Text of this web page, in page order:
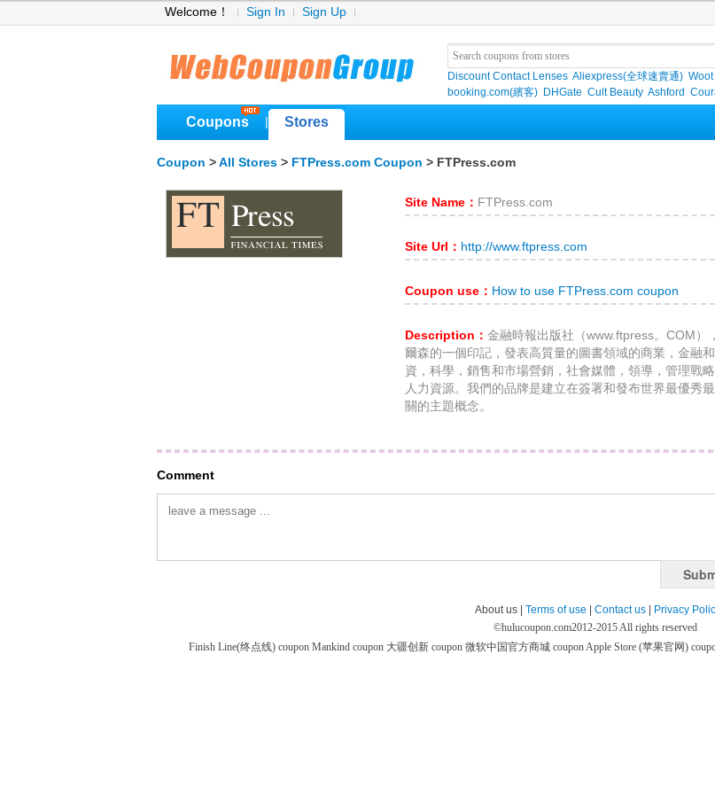
Welcome！ Sign In Sign Up
Discount Contact Lenses Aliexpress(全球速賣通) Woot
booking.com(繽客) DHGate Cult Beauty Ashford
Coupons Stores
Coupon > All Stores > FTPress.com Coupon > FTPress.com
Site Name： FTPress.com
Site Url： http://www.ftpress.com
Coupon use： How to use FTPress.com coupon
Description： 金融時報出版社（www.ftpress。COM）
爾森的一個印記，發表高質量的圖書領域的商業，金融
資，科學，銷售和市場營銷，社會媒體，領導，管理戰
人力資源。我們的品牌是建立在簽署和發布世界最優秀
關的主題概念。
Comment
About us | Terms of use Contact us
Privacy Polic
©hulucoupon.com2012-2015 All rights reserved
Finish Line(终点线) coupon Mankind coupon 大疆创新 coupon 微软中国官方商城 couponApple Store (苹果官网)